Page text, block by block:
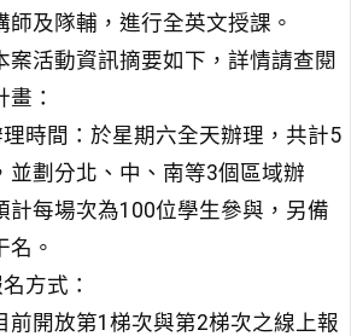
師及隊輔，進行全英文授課。
案活動資訊摘要如下，詳情請查閱
畫：
時間：於星期六全天辦理，共計5
並劃分北、中、南等3個區域辦
計每場次為100位學生參與，另備
名。
方式：
前開放第1梯次與第2梯次之線上報